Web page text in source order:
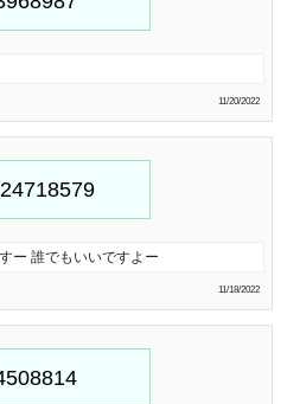
11/20/2022
ー 誰でもいいですよー
11/18/2022